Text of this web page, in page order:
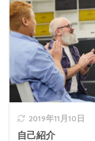
2019年11月10日
自己紹介